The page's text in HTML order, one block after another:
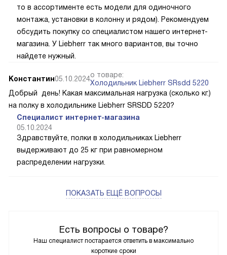
Есть вопросы о товаре?
Наш специалист постарается ответить в максимально
короткие сроки
то в ассортименте есть модели для одиночного
монтажа, установки в колонну и рядом). Рекомендуем
обсудить покупку со специалистом нашего интернет-
магазина. У Liebherr так много вариантов, вы точно
найдете нужный.
Константин05.10.2024о товаре:
Холодильник Liebherr SRsdd 5220
Добрый день! Какая максимальная нагрузка (сколько кг.)
на полку в холодильнике Liebherr SRSDD 5220?
Специалист интернет-магазина
05.10.2024
Здравствуйте, полки в холодильниках Liebherr
выдерживают до 25 кг при равномерном
распределении нагрузки.
ПОКАЗАТЬ ЕЩЁ ВОПРОСЫ